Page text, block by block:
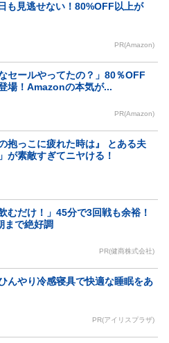
も見逃せない！80%OFF以上が
PR(Amazon)
セールやってたの？」80％OFF
場！Amazonの本気が...
PR(Amazon)
抱っこに疲れた時は』 とある夫
が素敵すぎてニヤける！
むだけ！」45分で3回戦も余裕！
まで絶好調
PR(健商株式会社)
んやり冷感寝具で快適な睡眠をあ
PR(アイリスプラザ)